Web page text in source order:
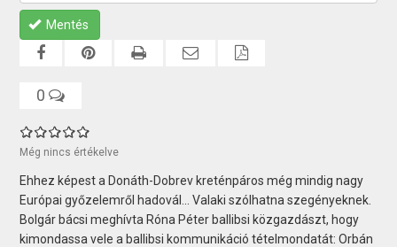
Mentés
0
Még nincs értékelve
Ehhez képest a Donáth-Dobrev kreténpáros még mindig nagy
Európai győzelemről hadovál... Valaki szólhatna szegényeknek.
Bolgár bácsi meghívta Róna Péter ballibsi közgazdászt, hogy
kimondassa vele a ballibsi kommunikáció tételmondatát: Orbán